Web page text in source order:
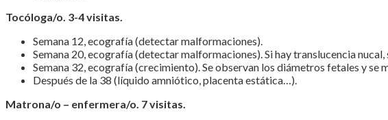
Tocóloga/o. 3-4 visitas.
Semana 12, ecografía (detectar malformaciones).
Semana 20, ecografía (detectar malformaciones). Si hay translucencia
Semana 32, ecografía (crecimiento). Se observan los diámetros fetales y
Después de la 38 (líquido amniótico, placenta estática…).
Matrona/o – enfermera/o. 7 visitas.